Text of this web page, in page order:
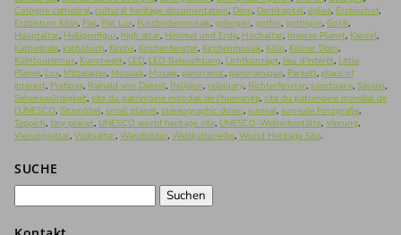
Cologne cathedral, cultural heritage documentation, Dom, Domkapitel, église, Erzbischof,
Erzbistum Köln, Fiat, Fiat Lux, Fussbodenmosaik, gebogen, gothic, gothique, Gotik,
Hauptaltar, Heiligenfigur, high altar, Himmel und Erde, Hochaltar, Inverse Planet, Kanzel,
Kathedrale, katholisch, Kirche, Kirchenfenster, Kirchenmosaik, Köln, Kölner Dom,
Kölntourismus, Kunstwerk, LED, LED-Beleuchtung, Lichtkonzept, lieu d'intérêt, Little
Planet, Lux, Mittelalter, Moasaik, Mosaik, panoramic, panoramique, Parkett, place of
interest, Pretiosa, Rainald von Dassel, Religion, reliquary, Richterfenster, sanctuaire, Säulen,
Sehenswürdigkeit, site du patrimoine mondial de l'humanité, site du patrimoine mondial de
l'UNESCO, Sitzmöbel, small planet, stereographic down, surreal, surreale Fotografie,
Teppich, tiny planet, UNESCO world heritage site, UNESCO-Welterbestätte, Vierung,
Vierungsaltar, Volksaltar, Wandbilder, Weltkulturerbe, World Heritage Site.
SUCHE